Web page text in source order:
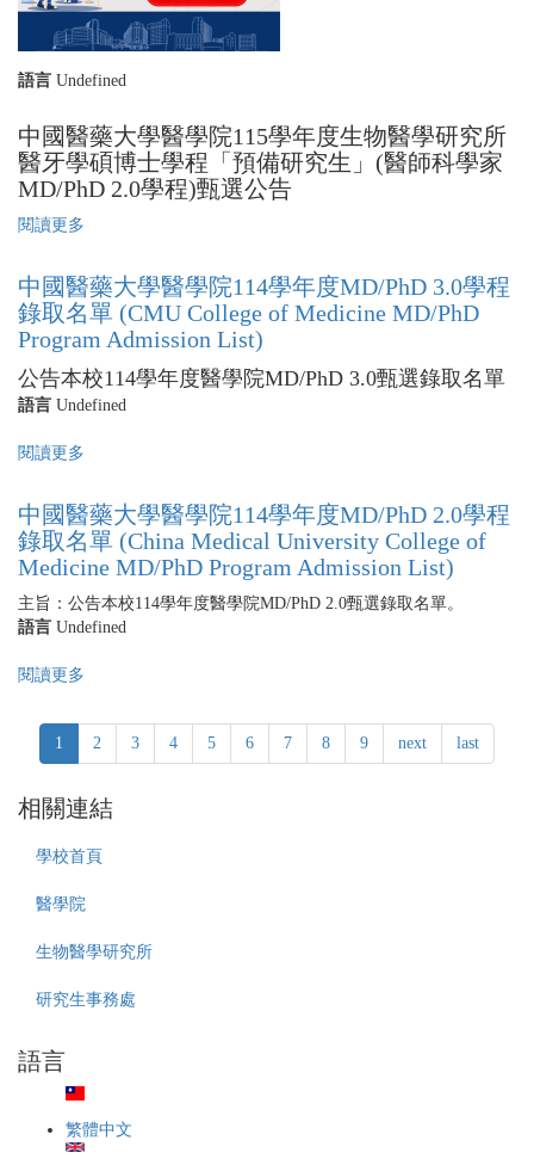
學
年
醫
科
學
家
學
程
甄
選
公
告
語言 Undefined
中國醫藥大學醫學院115學年度生物醫學研究所
醫牙學碩博士學程「預備研究生」(醫師科學家
MD/PhD 2.0學程)甄選公告
閱讀更多
中
國
醫
藥
大
學
醫
學
年
度
物
醫
所
醫
學
碩
博
士
程
「預
備
研
究
學
中國醫藥大學醫學院114學年度MD/PhD 3.0學程
錄取名單 (CMU College of Medicine MD/PhD
Program Admission List)
公告本校114學年度醫學院MD/PhD 3.0甄選錄取名單
語言 Undefined
閱讀更多
中
國
醫
藥
大
學
學
年
MD/PhD
學
錄
名
(CMU
Program
中國醫藥大學醫學院114學年度MD/PhD 2.0學程
錄取名單 (China Medical University College of
Medicine MD/PhD Program Admission List)
主旨：公告本校114學年度醫學院MD/PhD 2.0甄選錄取名單。
語言 Undefined
閱讀更多
中
國
醫
藥
大
醫
院
學
度
錄
1 2 3 4 5 6 7 8 9 next last
相關連結
學校首頁
醫學院
生物醫學研究所
研究生事務處
語言
繁體中文